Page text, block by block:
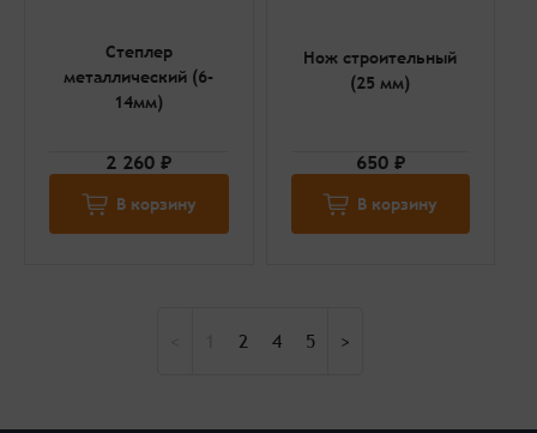
Степлер
металлический (6-
14мм)
2 260 ₽
В корзину
Нож строительный
(25 мм)
650 ₽
В корзину
2 4 5 >